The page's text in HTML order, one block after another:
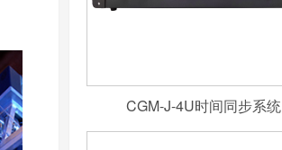
CGM-J-4U时间同步系统